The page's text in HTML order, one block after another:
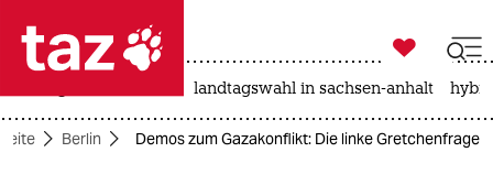
 taz zahl ich
taz zahl ich

taz zahl ich
landtagswahl in sachsen-anhalt
Berlin Demos zum Gazakonflikt: Die linke Gretchenfrage